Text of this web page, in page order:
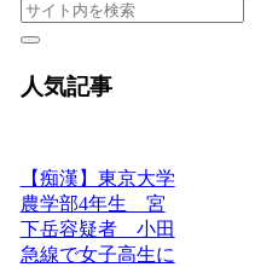
人気記事
【痴漢】東京大学
農学部4年生 宮
下岳容疑者 小田
急線で女子高生に